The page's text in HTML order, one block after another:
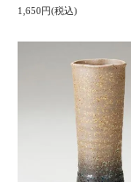
1,650円(税込)